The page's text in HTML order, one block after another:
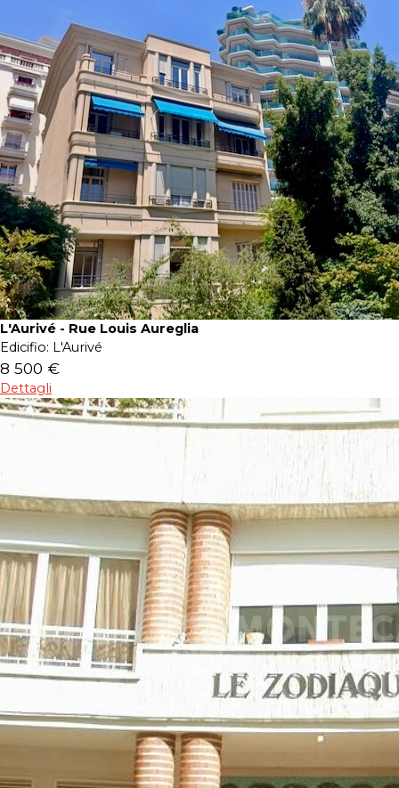
L'Aurivé - Rue Louis Aureglia
Edicifio: L'Aurivé
8 500 €
Dettagli